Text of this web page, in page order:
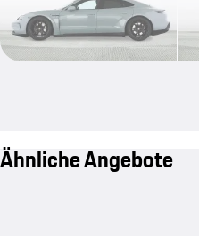
Ähnliche Angebote